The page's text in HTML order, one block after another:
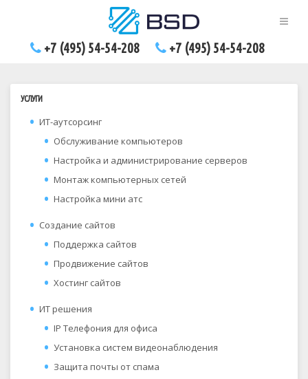
+7 (495) 54-54-208 +7 (495) 54-54-208
УСЛУГИ
ИТ-аутсорсинг
Обслуживание компьютеров
Настройка и администрирование серверов
Монтаж компьютерных сетей
Настройка мини атс
Создание сайтов
Поддержка сайтов
Продвижение сайтов
Хостинг сайтов
ИТ решения
IP Телефония для офиса
Установка систем видеонаблюдения
Защита почты от спама